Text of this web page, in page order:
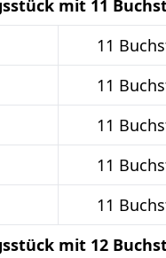
mit 11
11
11
11
11
11
mit 12